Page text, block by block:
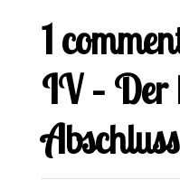
1
IV – Der
Abschluss